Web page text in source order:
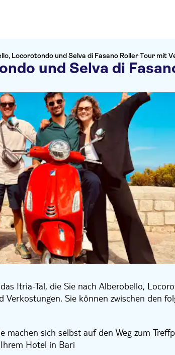
Locorotondo und Selva di Fasano Roller Tour mit
und Selva di
Itria-Tal, die Sie nach Alberobello,
Sie können zwischen den
machen sich selbst auf den Weg zum
Hotel in Bari